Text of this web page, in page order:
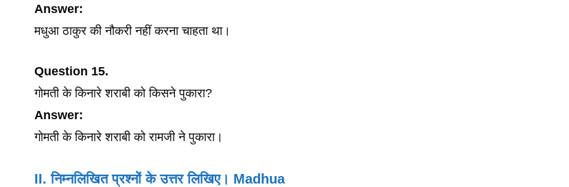
Answer:
मधुआ ठाकुर की नौकरी नहीं करना चाहता था।
Question 15.
गोमती के किनारे शराबी को किसने पुकारा?
Answer:
गोमती के किनारे शराबी को रामजी ने पुकारा।
II. निम्नलिखित प्रश्नों के उत्तर लिखिए। Madhua